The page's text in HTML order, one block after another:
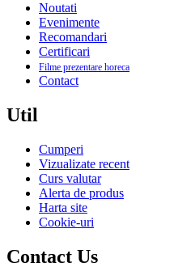
Noutati
Evenimente
Recomandari
Certificari
Filme prezentare horeca
Contact
Util
Cumperi
Vizualizate recent
Curs valutar
Alerta de produs
Harta site
Cookie-uri
Contact Us